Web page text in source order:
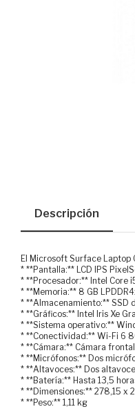
Descripción
El Microsoft Surface
* **Pantalla:** LCD IPS
* **Procesador:** Intel Core
* **Memoria:** 8 GB
* **Almacenamiento:** SSD
* **Gráficos:** Intel Iris Xe
* **Sistema operativo:**
* **Conectividad:** Wi-Fi 6
* **Cámara:** Cámara
* **Micrófonos:** Dos
* **Altavoces:** Dos
* **Batería:** Hasta 13,5
* **Dimensiones:** 278,15 x
* **Peso:** 1,11 kg